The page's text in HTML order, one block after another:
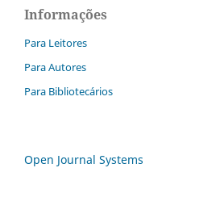
Informações
Para Leitores
Para Autores
Para Bibliotecários
Open Journal Systems